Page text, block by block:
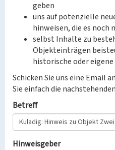
geben
uns auf potenzielle
hinweisen, die es noch
selbst Inhalte zu
Objekteinträgen
historische oder
Schicken Sie uns eine Email an
Sie einfach die
Betreff
Hinweisgeber